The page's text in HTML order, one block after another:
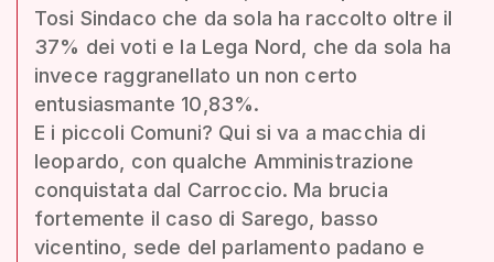
Tosi Sindaco che da sola ha raccolto oltre il
37% dei voti e la Lega Nord, che da sola ha
invece raggranellato un non certo
entusiasmante 10,83%.
E i piccoli Comuni? Qui si va a macchia di
leopardo, con qualche Amministrazione
conquistata dal Carroccio. Ma brucia
fortemente il caso di Sarego, basso
vicentino, sede del parlamento padano e